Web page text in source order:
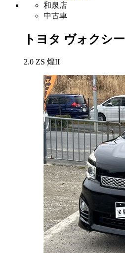
和泉店
中古車
トヨタ ヴォクシー
2.0 ZS 煌II